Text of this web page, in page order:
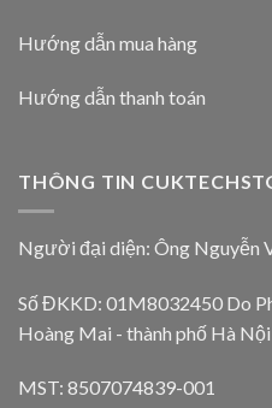
Hướng dẫn mua hàng
Hướng dẫn thanh toán
THÔNG TIN
Người đại diện: Ông Nguyễn
Số ĐKKD: 01M8032450 Do
Hoàng Mai - thành phố Hà
MST: 8507074839-001